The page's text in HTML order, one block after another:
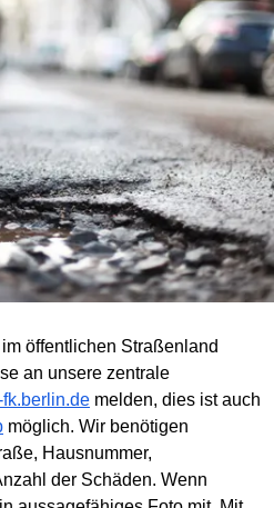
öffentlichen Straßenland
an unsere zentrale
melden, dies ist auch
möglich. Wir benötigen
Hausnummer,
der Schäden. Wenn